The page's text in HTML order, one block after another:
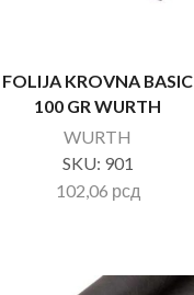
FOLIJA KROVNA BASIC
100 GR WURTH
WURTH
SKU: 901
102,06 рсд